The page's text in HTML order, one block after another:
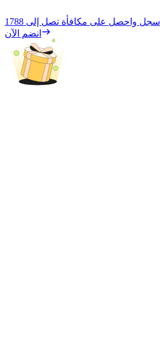
سجل واحصل على مكافأة تصل إلى
انضم الآن